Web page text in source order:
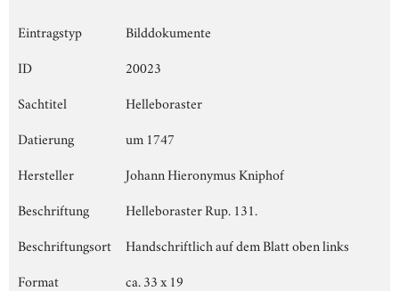
Eintragstyp
Bilddokumente
ID
20023
Sachtitel
Helleboraster
Datierung
um 1747
Hersteller
Johann Hieronymus Kniphof
Beschriftung
Helleboraster Rup. 131.
Beschriftungsort
Handschriftlich auf dem Blatt oben links
Format
ca. 33 x 19